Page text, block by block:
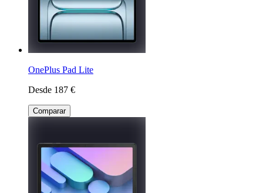
OnePlus Pad Lite
Desde 187 €
Comparar